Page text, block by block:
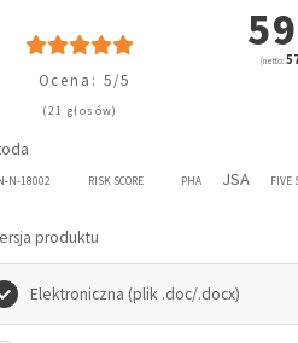
Ocena: 5/5
(21 głosów)
(netto:
N-18002 RISK SCORE PHA JSA FIVE
produktu
Elektroniczna (plik .doc/.docx)